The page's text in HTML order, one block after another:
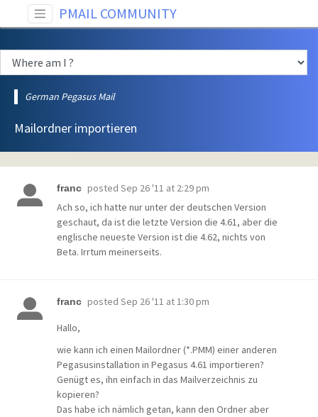
PMAIL COMMUNITY
German Pegasus Mail
Mailordner importieren
franc posted Sep 26 '11 at 2:29 pm
Ach so, ich hatte nur unter der deutschen Version
geschaut, da ist die letzte Version die 4.61, aber die
englische neueste Version ist die 4.62, nichts von
Beta. Irrtum meinerseits.
franc posted Sep 26 '11 at 1:30 pm
Hallo,
wie kann ich einen Mailordner (*.PMM) einer anderen
Pegasusinstallation in Pegasus 4.61 importieren?
Genügt es, ihn einfach in das Mailverzeichnis zu
kopieren?
Das habe ich nämlich getan, kann den Ordner aber